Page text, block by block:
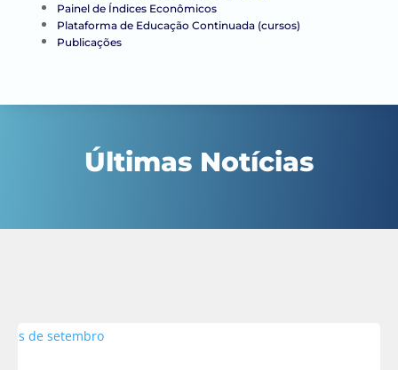
Painel de Índices Econômicos
Plataforma de Educação Continuada (cursos)
Publicações
Últimas Notícias